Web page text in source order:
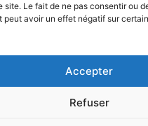
site. Le fait de ne pas consentir ou
peut avoir un effet négatif sur
Accepter
Refuser
© Gouvernement du Québec,
Plan du site
Accessibilité
Accès à l'information
Déclaration de services